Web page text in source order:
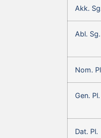
Akk.
Abl. Sg.
Nom.
Gen. Pl.
Dat. Pl.